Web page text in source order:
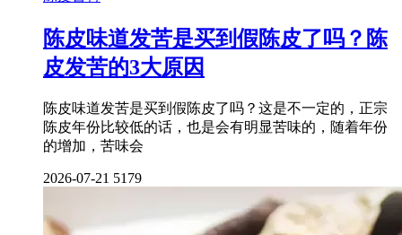
陈皮味道发苦是买到假陈皮了吗？陈
皮发苦的3大原因
陈皮味道发苦是买到假陈皮了吗？这是不一定的，正宗
陈皮年份比较低的话，也是会有明显苦味的，随着年份
的增加，苦味会
2026-07-21 5179